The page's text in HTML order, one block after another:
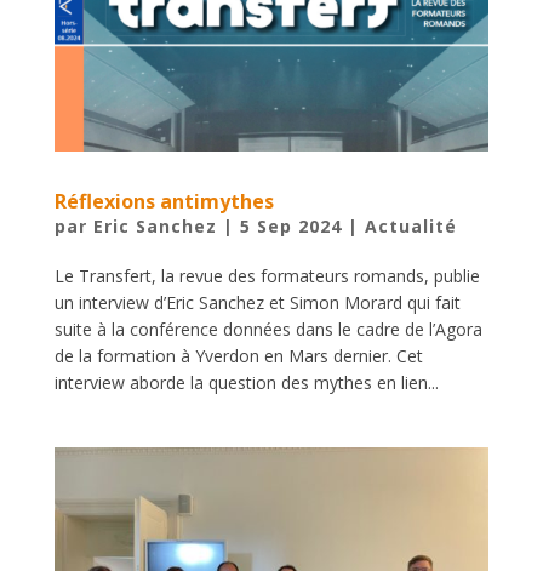
Réflexions antimythes
par Eric Sanchez | 5 Sep 2024| Actualité
Le Transfert, la revue des formateurs romands, publie
un interview d’Eric Sanchez et Simon Morard qui fait
suite à la conférence données dans le cadre de l’Agora
de la formation à Yverdon en Mars dernier. Cet
interview aborde la question des mythes en lien...